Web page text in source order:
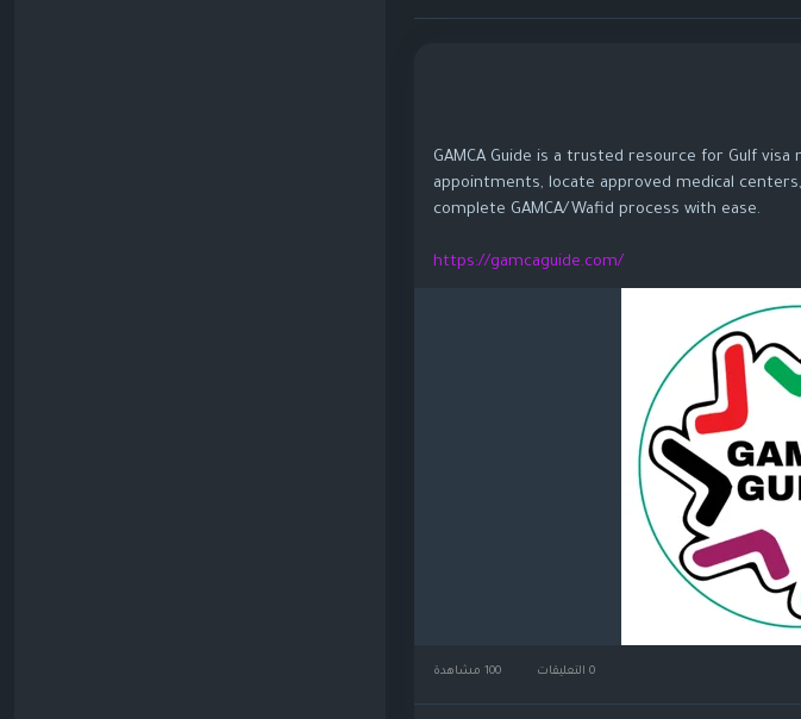
GAMCA Guide is a trusted resource for Gulf
appointments, locate approved medical
complete GAMCA/Wafid process with ease.
https://gamcaguide.com/
0 التعليقات